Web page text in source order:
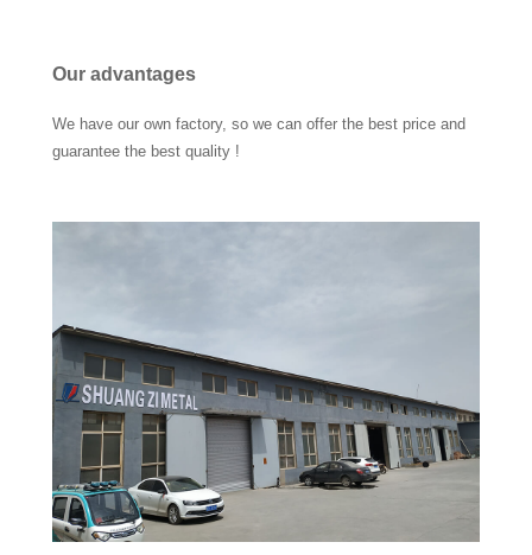
Our advantages
We have our own factory, so we can offer the best price and
guarantee the best quality !